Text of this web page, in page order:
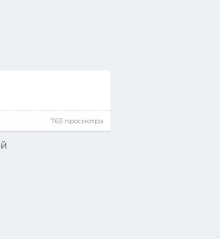
763 просмотра